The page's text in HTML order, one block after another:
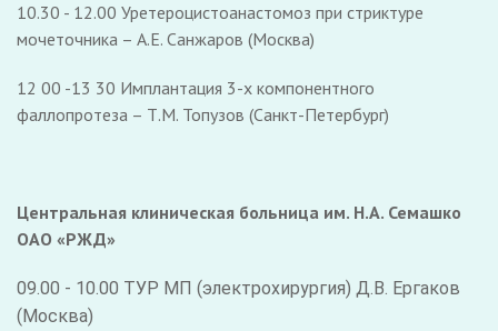
10.30 - 12.00 Уретероцистоанастомоз при стриктуре
мочеточника – А.Е. Санжаров (Москва)
12 00 -13 30 Имплантация 3-х компонентного
фаллопротеза – Т.М. Топузов (Санкт-Петербург)
Центральная клиническая больница им. Н.А. Семашко
ОАО «РЖД»
09.00 - 10.00 ТУР МП (электрохирургия) Д.В. Ергаков
(Москва)